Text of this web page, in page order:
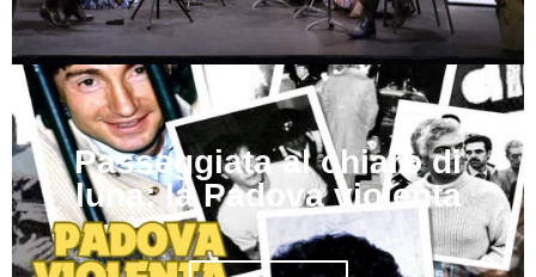
Passeggiata al chiaro di
luna: la Padova violenta